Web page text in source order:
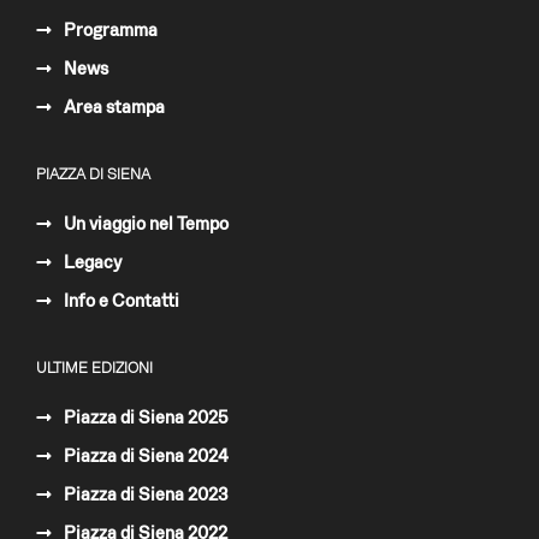
Programma
News
Area stampa
PIAZZA DI SIENA
Un viaggio nel Tempo
Legacy
Info e Contatti
ULTIME EDIZIONI
Piazza di Siena 2025
Piazza di Siena 2024
Piazza di Siena 2023
Piazza di Siena 2022